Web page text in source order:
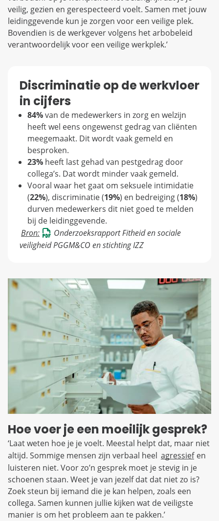
veilig, gezien en gerespecteerd voelt. Samen met jouw
leidinggevende kun je zorgen voor een veilige plek.
Bovendien is de werkgever volgens het arbobeleid
verantwoordelijk voor een veilige werkplek.’
Discriminatie op de werkvloer
in cijfers
84%van de medewerkers in zorg en welzijn
heeft wel eens ongewenst gedrag van cliënten
meegemaakt. Dit wordt vaak gemeld en
besproken.
23% heeft last gehad van pestgedrag door
collega’s. Dat wordt minder vaak gemeld.
Vooral waar het gaat om seksuele intimidatie
(22%), discriminatie (19%) en bedreiging (18%)
durven medewerkers dit niet goed te melden
bij de leidinggevende.
Bron:
Onderzoeksrapport Fitheid en sociale
veiligheidPGGM&CO en stichting IZZ
Hoe voer je een moeilijk gesprek?
‘Laat weten hoe je je voelt. Meestal helpt dat, maar niet
altijd. Sommige mensen zijn verbaal heel agressief en
luisteren niet. Voor zo’n gesprek moet je stevig in je
schoenen staan. Weet je van jezelf dat dat niet zo is?
Zoek steun bij iemand die je kan helpen, zoals een
collega. Samen kunnen jullie kijken wat de veiligste
manier is om het probleem aan te pakken.’